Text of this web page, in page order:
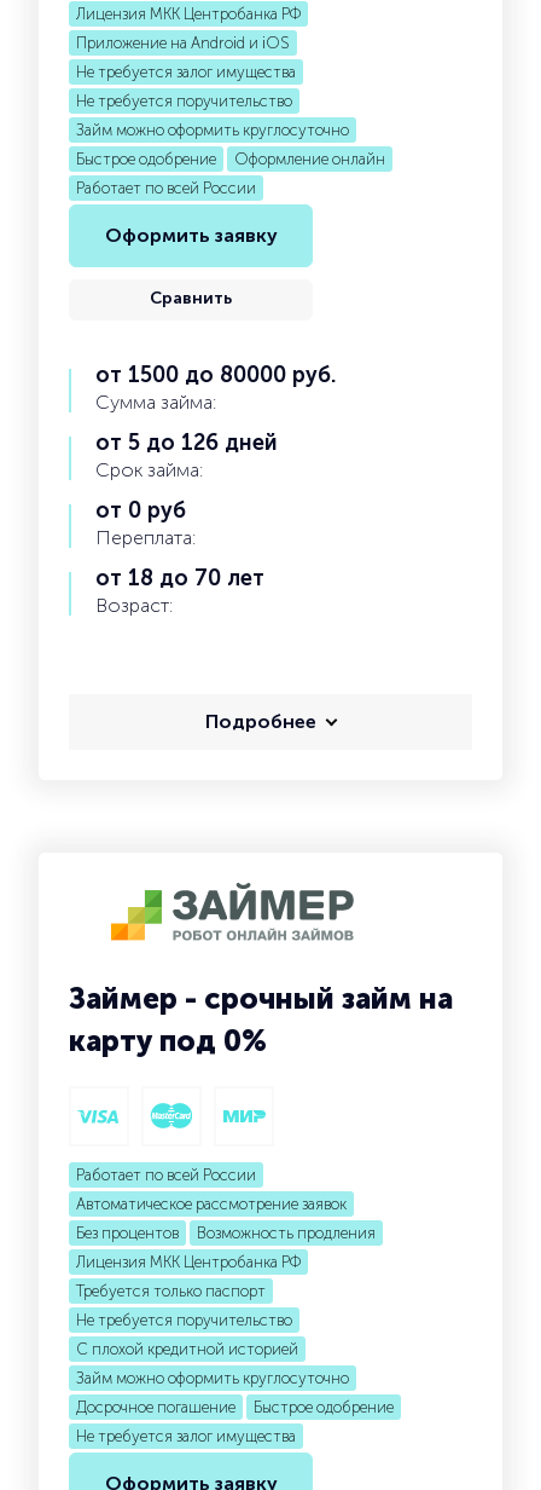
Лицензия МКК Центробанка РФ
Приложение на Android и iOS
Не требуется залог имущества
Не требуется поручительство
Займ можно оформить круглосуточно
Быстрое одобрение
Оформление онлайн
Работает по всей России
Оформить заявку
Сравнить
от 1500 до 80000 руб.
Сумма займа:
от 5 до 126 дней
Срок займа:
от 0 руб
Переплата:
от 18 до 70 лет
Возраст:
Подробнее
Займер - срочный займ на
карту под 0%
Работает по всей России
Автоматическое рассмотрение заявок
Без процентов
Возможность продления
Лицензия МКК Центробанка РФ
Требуется только паспорт
Не требуется поручительство
С плохой кредитной историей
Займ можно оформить круглосуточно
Досрочное погашение
Быстрое одобрение
Не требуется залог имущества
Оформить заявку